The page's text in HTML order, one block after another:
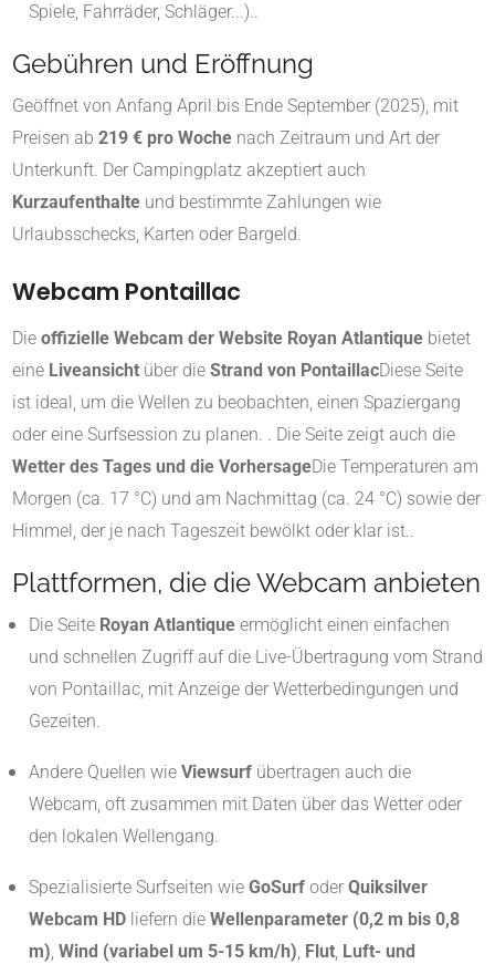
Spiele, Fahrräder, Schläger...)..
Gebühren und Eröffnung
Geöffnet von Anfang April bis Ende September (2025), mit
Preisen ab 219 € pro Woche nach Zeitraum und Art der
Unterkunft. Der Campingplatz akzeptiert auch
Kurzaufenthalte und bestimmte Zahlungen wie
Urlaubsschecks, Karten oder Bargeld.
Webcam Pontaillac
Die offizielle Webcam der Website Royan Atlantique bietet
eine Liveansicht über die Strand von PontaillacDiese Seite
ist ideal, um die Wellen zu beobachten, einen Spaziergang
oder eine Surfsession zu planen. . Die Seite zeigt auch die
Wetter des Tages und die VorhersageDie Temperaturen am
Morgen (ca. 17 °C) und am Nachmittag (ca. 24 °C) sowie der
Himmel, der je nach Tageszeit bewölkt oder klar ist..
Plattformen, die die Webcam anbieten
Die Seite Royan Atlantique ermöglicht einen einfachen
und schnellen Zugriff auf die Live-Übertragung vom Strand
von Pontaillac, mit Anzeige der Wetterbedingungen und
Gezeiten.
Andere Quellen wie Viewsurf übertragen auch die
Webcam, oft zusammen mit Daten über das Wetter oder
den lokalen Wellengang.
Spezialisierte Surfseiten wie GoSurf oder Quiksilver
Webcam HD liefern die Wellenparameter (0,2 m bis 0,8
m), Wind (variabel um 5-15 km/h), Flut, Luft- und